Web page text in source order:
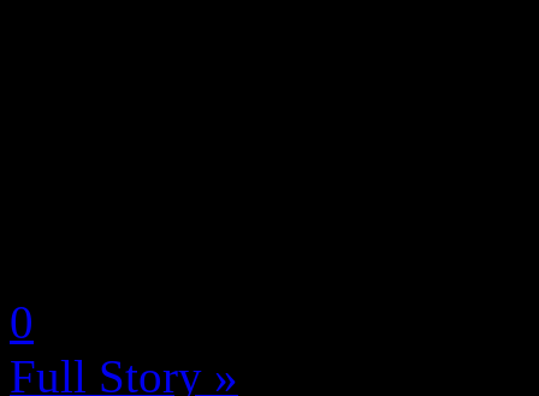
0
Full Story »